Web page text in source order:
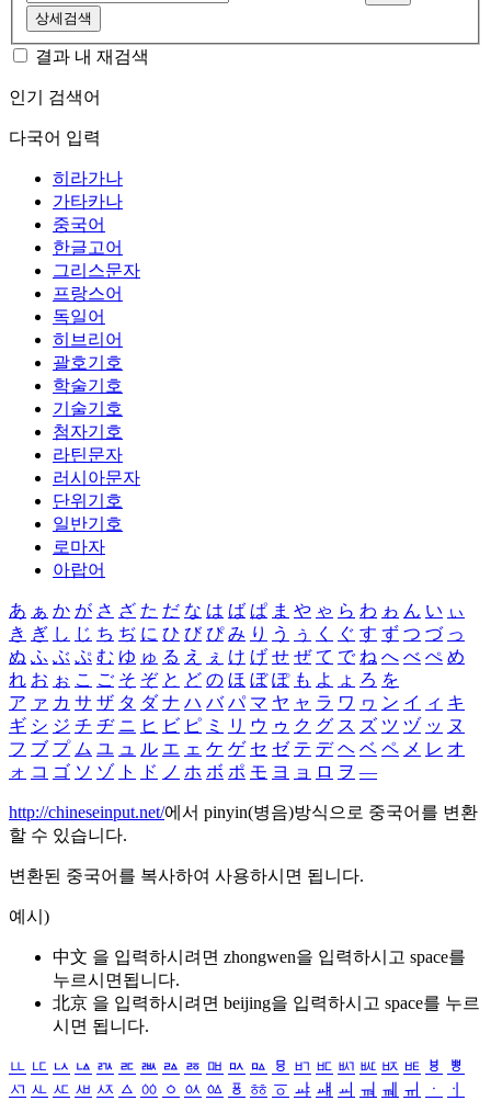
상세검색
결과 내 재검색
인기 검색어
다국어 입력
히라가나
가타카나
중국어
한글고어
그리스문자
프랑스어
독일어
히브리어
괄호기호
학술기호
기술기호
첨자기호
라틴문자
러시아문자
단위기호
일반기호
로마자
아랍어
あ ぁ か が さ ざ た だ な は ば ぱ ま や ゃ ら わ ゎ ん い ぃ
き ぎ し じ ち ぢ に ひ び ぴ み り う ぅ く ぐ す ず つ づ っ
ぬ ふ ぶ ぷ む ゆ ゅ る え ぇ け げ せ ぜ て で ね へ べ ぺ め
れ お ぉ こ ご そ ぞ と ど の ほ ぼ ぽ も よ ょ ろ を
ア ァ カ サ ザ タ ダ ナ ハ バ パ マ ヤ ャ ラ ワ ヮ ン イ ィ キ
ギ シ ジ チ ヂ ニ ヒ ビ ピ ミ リ ウ ゥ ク グ ス ズ ツ ヅ ッ ヌ
フ ブ プ ム ユ ュ ル エ ェ ケ ゲ セ ゼ テ デ ヘ ベ ペ メ レ オ
ォ コ ゴ ソ ゾ ト ド ノ ホ ボ ポ モ ヨ ョ ロ ヲ ―
http://chineseinput.net/에서 pinyin(병음)방식으로 중국어를 변환
할 수 있습니다.
변환된 중국어를 복사하여 사용하시면 됩니다.
예시)
中文 을 입력하시려면 zhongwen을 입력하시고 space를
누르시면됩니다.
北京 을 입력하시려면 beijing을 입력하시고 space를 누르
시면 됩니다.
ㅥ ㅦ ㅧ ㅨ ㅩ ㅪ ㅫ ㅬ ㅭ ㅮ ㅯ ㅰ ㅱ ㅲ ㅳ ㅴ ㅵ ㅶ ㅷ ㅸ
ㅹ
ㅺ ㅻ ㅼ ㅽ ㅾ ㅿ ㆀ ㆁ ㆂ ㆃ ㆄ ㆅ ㆆ ㆇ ㆈ ㆉ ㆊ ㆋ ㆌ ㆍ
ㆎ